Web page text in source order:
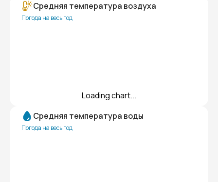
Средняя температура воздуха
Погода на весь год
Loading chart...
Средняя температура воды
Погода на весь год